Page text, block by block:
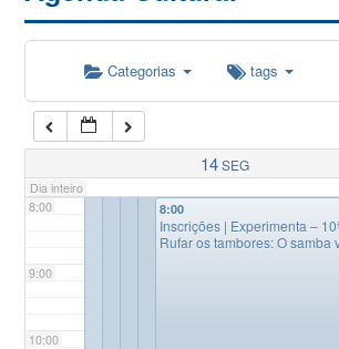
Categorias tags
14SEG
Dia inteiro
5:00
7:00
8:00
9:00
10:00
8:00
Inscrições | Experimenta –
Rufar os tambores: O samba